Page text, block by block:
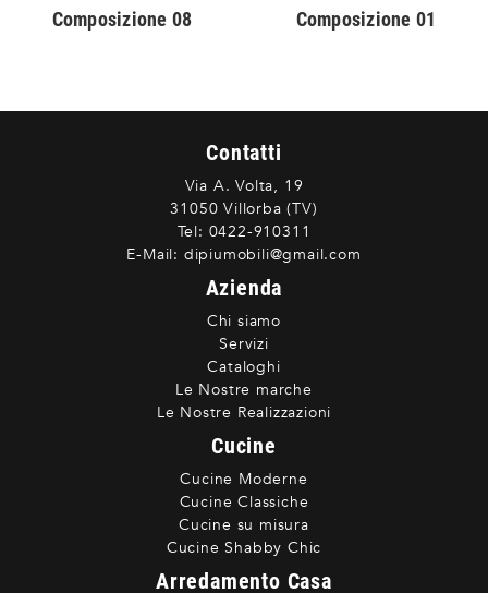
Composizione 08 Composizione 01
Contatti
Via A. Volta, 19
31050 Villorba (TV)
Tel: 0422-910311
E-Mail: dipiumobili@gmail.com
Azienda
Chi siamo
Servizi
Cataloghi
Le Nostre marche
Le Nostre Realizzazioni
Cucine
Cucine Moderne
Cucine Classiche
Cucine su misura
Cucine Shabby Chic
Arredamento Casa